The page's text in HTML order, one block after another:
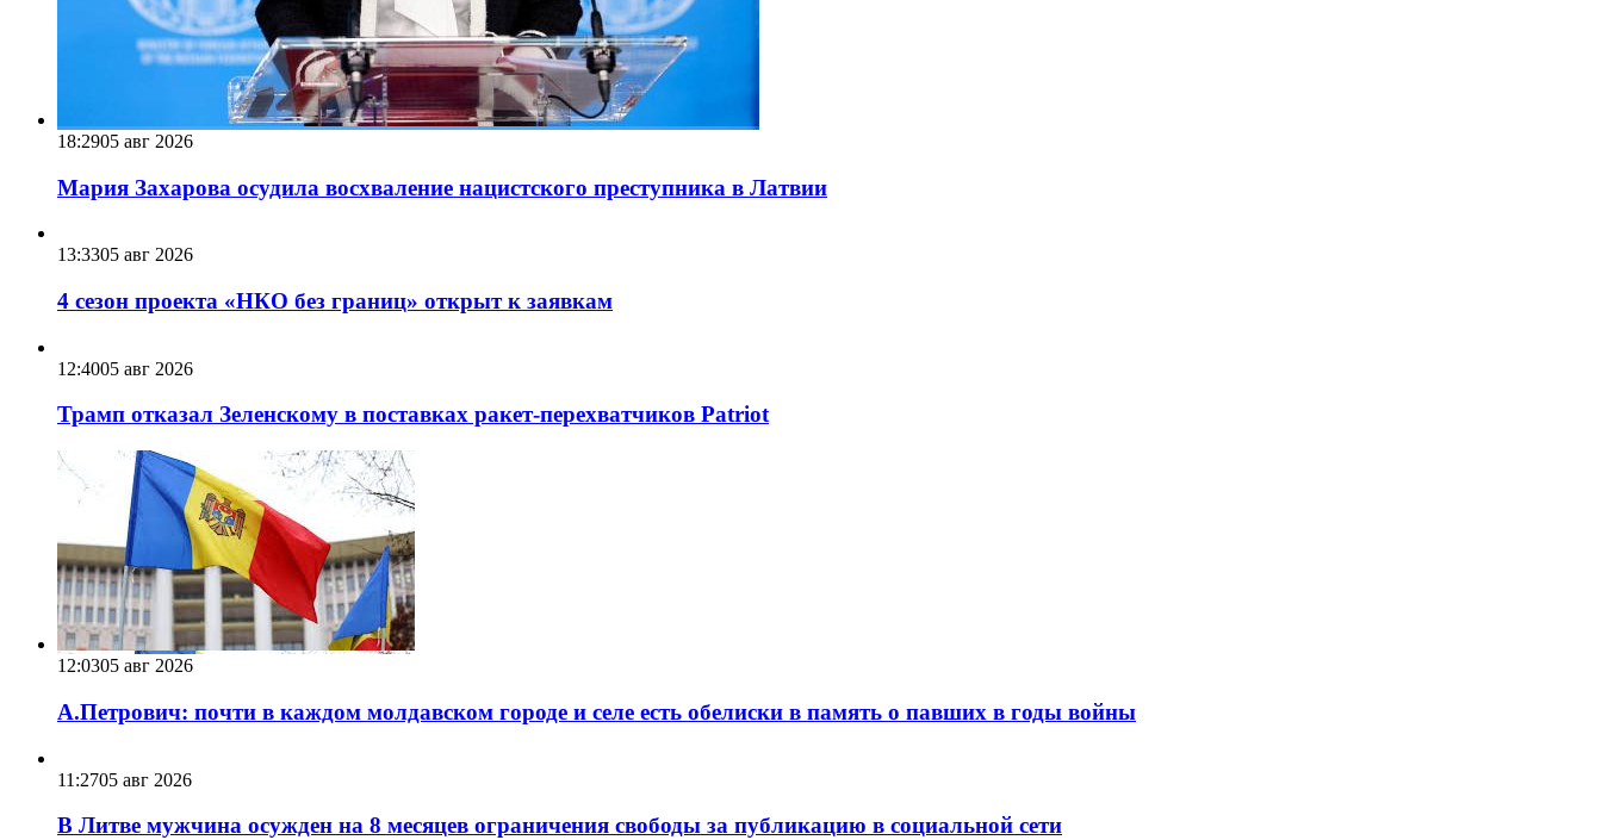
18:2905 авг 2026
Мария Захарова осудила восхваление нацистского преступника в Латвии
13:3305 авг 2026
4 сезон проекта «НКО без границ» открыт к заявкам
12:4005 авг 2026
Трамп отказал Зеленскому в поставках ракет-перехватчиков Patriot
12:0305 авг 2026
А.Петрович: почти в каждом молдавском городе и селе есть обелиски в память о павших в годы войны
11:2705 авг 2026
В Литве мужчина осужден на 8 месяцев ограничения свободы за публикацию в социальной сети